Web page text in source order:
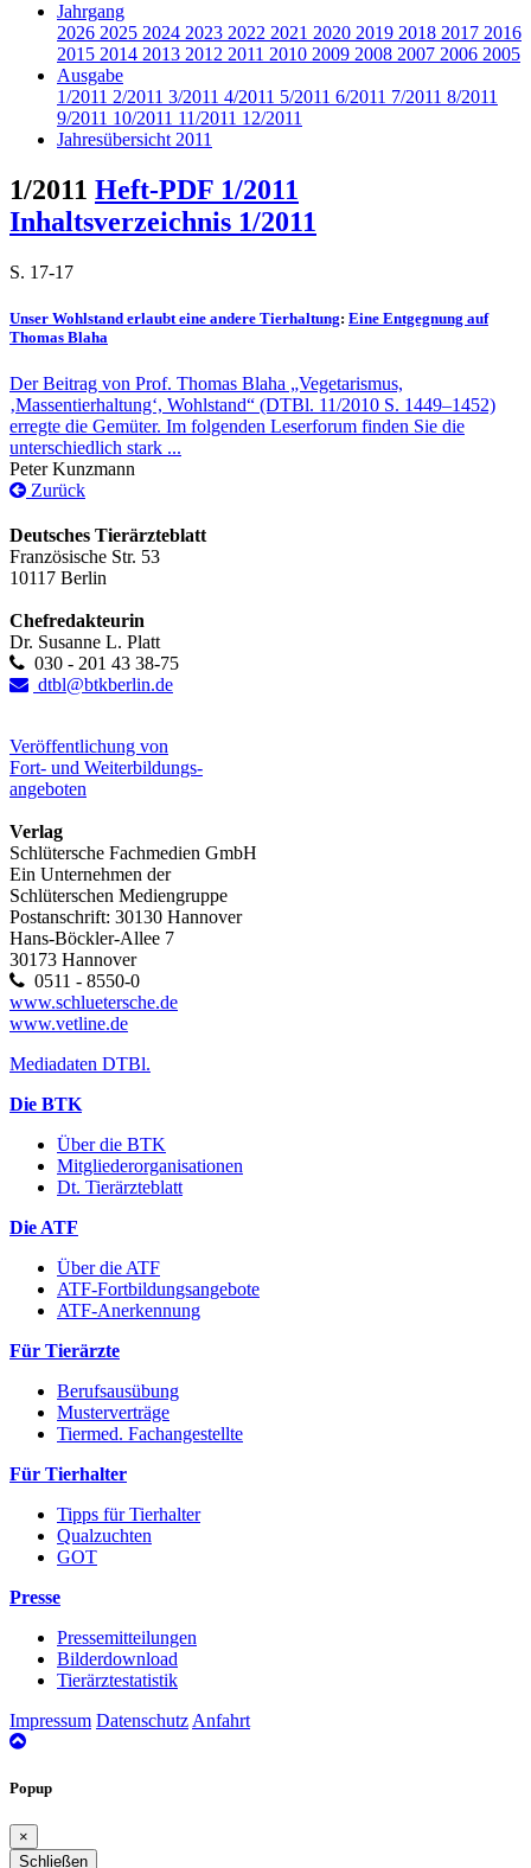
Jahrgang
2026 2025 2024 2023 2022 2021 2020 2019 2018 2017 2016
2015 2014 2013 2012 2011 2010 2009 2008 2007 2006 2005
Ausgabe
1/2011 2/2011 3/2011 4/2011 5/2011 6/2011 7/2011 8/2011
9/2011 10/2011 11/2011 12/2011
Jahresübersicht 2011
1/2011 Heft-PDF 1/2011
Inhaltsverzeichnis 1/2011
S. 17-17
Unser Wohlstand erlaubt eine andere Tierhaltung: Eine Entgegnung auf
Thomas Blaha
Der Beitrag von Prof. Thomas Blaha „Vegetarismus,
‚Massentierhaltung‘, Wohlstand“ (DTBl. 11/2010 S. 1449–1452)
erregte die Gemüter. Im folgenden Leserforum finden Sie die
unterschiedlich stark ...
Peter Kunzmann
Zurück
Deutsches Tierärzteblatt
Französische Str. 53
10117 Berlin
Chefredakteurin
Dr. Susanne L. Platt
030 - 201 43 38-75
dtbl@btkberlin.de
Veröffentlichung von
Fort- und Weiterbildungs-
angeboten
Verlag
Schlütersche Fachmedien GmbH
Ein Unternehmen der
Schlüterschen Mediengruppe
Postanschrift: 30130 Hannover
Hans-Böckler-Allee 7
30173 Hannover
0511 - 8550-0
www.schluetersche.de
www.vetline.de
Mediadaten DTBl.
Die BTK
Über die BTK
Mitgliederorganisationen
Dt. Tierärzteblatt
Die ATF
Über die ATF
ATF-Fortbildungsangebote
ATF-Anerkennung
Für Tierärzte
Berufsausübung
Musterverträge
Tiermed. Fachangestellte
Für Tierhalter
Tipps für Tierhalter
Qualzuchten
GOT
Presse
Pressemitteilungen
Bilderdownload
Tierärztestatistik
Impressum Datenschutz Anfahrt
nach
Popup
×
Schließen